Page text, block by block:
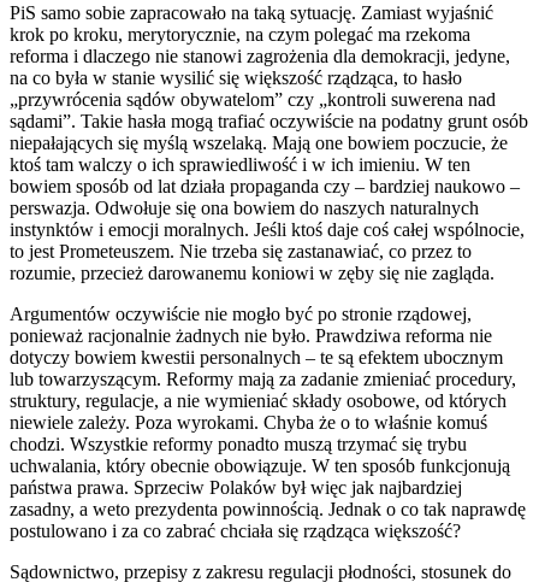
PiS samo sobie zapracowało na taką sytuację. Zamiast wyjaśnić
krok po kroku, merytorycznie, na czym polegać ma rzekoma
reforma i dlaczego nie stanowi zagrożenia dla demokracji, jedyne,
na co była w stanie wysilić się większość rządząca, to hasło
„przywrócenia sądów obywatelom” czy „kontroli suwerena nad
sądami”. Takie hasła mogą trafiać oczywiście na podatny grunt osób
niepałających się myślą wszelaką. Mają one bowiem poczucie, że
ktoś tam walczy o ich sprawiedliwość i w ich imieniu. W ten
bowiem sposób od lat działa propaganda czy – bardziej naukowo –
perswazja. Odwołuje się ona bowiem do naszych naturalnych
instynktów i emocji moralnych. Jeśli ktoś daje coś całej wspólnocie,
to jest Prometeuszem. Nie trzeba się zastanawiać, co przez to
rozumie, przecież darowanemu koniowi w zęby się nie zagląda.
Argumentów oczywiście nie mogło być po stronie rządowej,
ponieważ racjonalnie żadnych nie było. Prawdziwa reforma nie
dotyczy bowiem kwestii personalnych – te są efektem ubocznym
lub towarzyszącym. Reformy mają za zadanie zmieniać procedury,
struktury, regulacje, a nie wymieniać składy osobowe, od których
niewiele zależy. Poza wyrokami. Chyba że o to właśnie komuś
chodzi. Wszystkie reformy ponadto muszą trzymać się trybu
uchwalania, który obecnie obowiązuje. W ten sposób funkcjonują
państwa prawa. Sprzeciw Polaków był więc jak najbardziej
zasadny, a weto prezydenta powinnością. Jednak o co tak naprawdę
postulowano i za co zabrać chciała się rządząca większość?
Sądownictwo, przepisy z zakresu regulacji płodności, stosunek do